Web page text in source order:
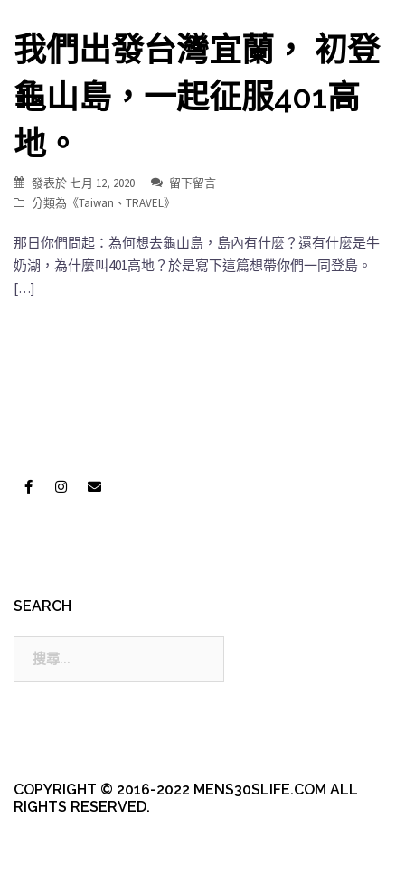
我們出發台灣宜蘭， 初登
龜山島，一起征服401高
地。
發表於七月 12, 2020
留下留言
分類為《Taiwan 、 TRAVEL》
那日你們問起：為何想去龜山島，島內有什麼？還有什麼是牛
奶湖，為什麼叫401高地？於是寫下這篇想帶你們一同登島。
[…]
SEARCH
COPYRIGHT © 2016-2022 MENS30SLIFE.COM ALL
RIGHTS RESERVED.